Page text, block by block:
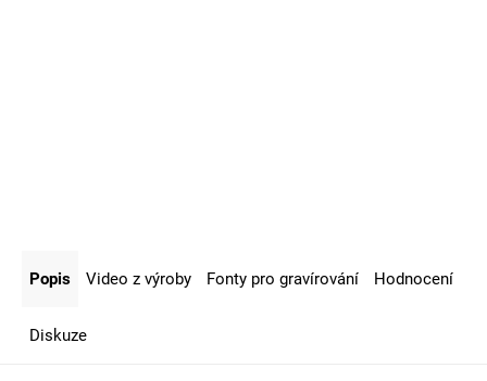
Popis Video z výroby Fonty pro gravírování Hodnocení
Diskuze